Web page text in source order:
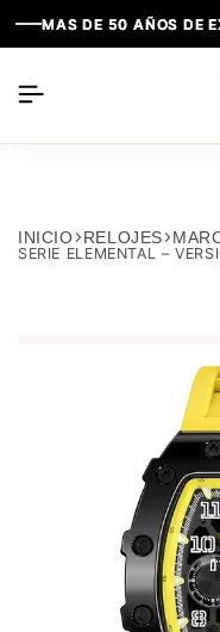
DE 50 AÑOS DE
DE 50 AÑOS DE
DE 50 AÑOS DE
INICIO RELOJES
SERIE ELEMENTAL –